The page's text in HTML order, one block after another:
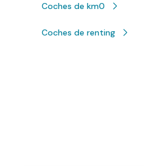
Coches de km0
Coches de renting